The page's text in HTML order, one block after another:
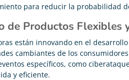
para reducir la probabilidad
de Productos Flexibles
están innovando en el
cambiantes de los
específicos, como
y eficiente.